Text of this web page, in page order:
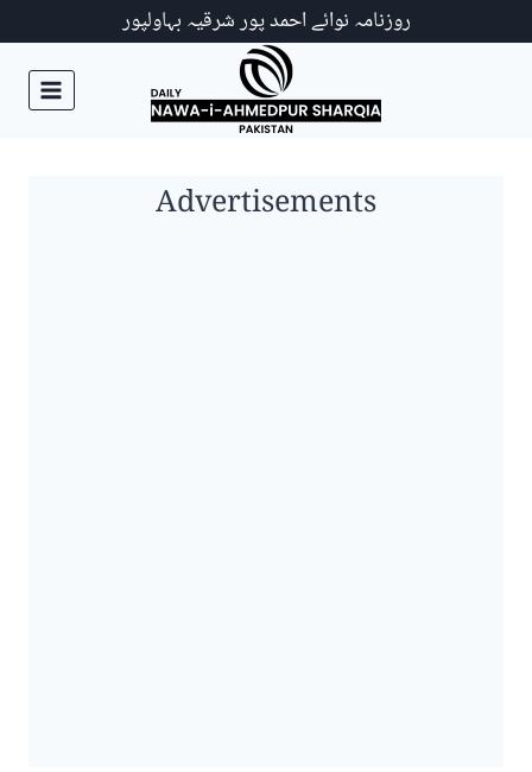
روزنامہ نوائے احمد پور شرقیہ بہاولپور
Advertisements